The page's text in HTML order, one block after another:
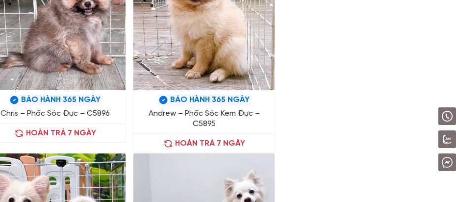
BẢO HÀNH 365 NGÀY
Chris – Phốc Sóc Đực – C5896
HOÀN TRẢ 7 NGÀY
BẢO HÀNH 365 NGÀY
Andrew – Phốc Sóc Kem Đực –
C5895
HOÀN TRẢ 7 NGÀY